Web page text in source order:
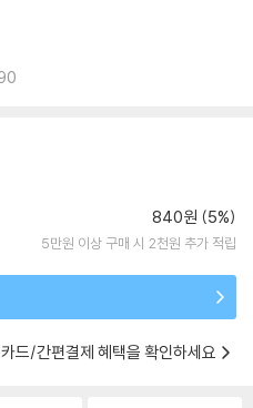
840원 (5%)
5만원 이상 구매 시 2천원 추가 적립
카드/간편결제 혜택을 확인하세요